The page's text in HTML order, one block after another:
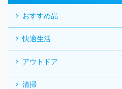
おすすめ品
快適生活
アウトドア
清掃